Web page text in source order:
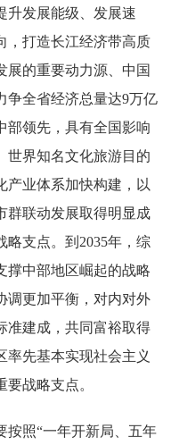
升发展能级、发展速
，打造长江经济带高质
展的重要动力源、中国
争全省经济总量达9万亿
部领先，具有全国影响
世界知名文化旅游目的
产业体系加快构建，以
群联动发展取得明显成
支点。到2035年，综
撑中部地区崛起的战略
调更加平衡，对内对外
准建成，共同富裕取得
率先基本实现社会主义
战略支点。
按照“一年开新局、五年